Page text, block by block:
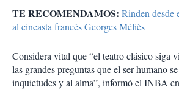
TE RECOMENDAMOS: Rinden desde
al cineasta francés Georges Méliès
Considera vital que “el teatro clásico siga
las grandes preguntas que el ser humano
inquietudes y al alma”, informó el INBA